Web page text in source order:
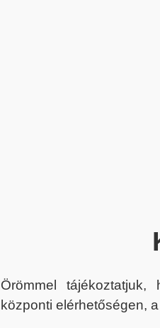
Örömmel
központi elérhetőségen,